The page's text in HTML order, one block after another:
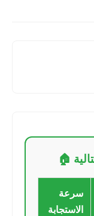
🏠
سرعة
الاستجابة